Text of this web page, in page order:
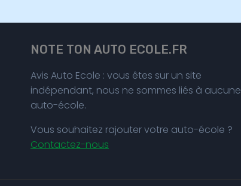
NOTE TON AUTO ECOLE.FR
Avis Auto Ecole : vous êtes sur un site
indépendant, nous ne sommes liés à aucune
auto-école.
Vous souhaitez rajouter votre auto-école ?
Contactez-nous